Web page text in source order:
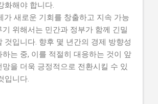
화해야 합니다.
가 새로운 기회를 창출하고 지속 가능
기 위해서는 민간과 정부가 함께 긴밀
것입니다. 향후 몇 년간의 경제 방향성
하는 중, 이를 적절히 대응하는 것이 앞
망을 더욱 긍정적으로 전환시킬 수 있
입니다.